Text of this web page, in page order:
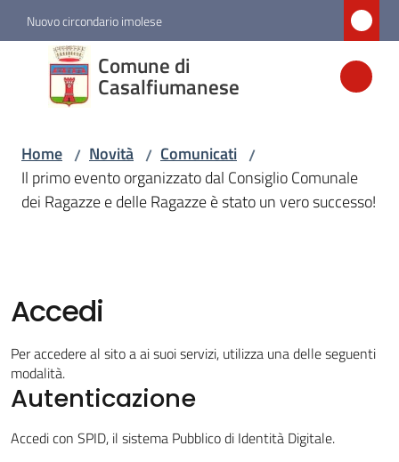
Vai al contenuto
Vai alla navigazione
Vai al footer
Nuovo circondario imolese
Comune di
Casalfiumanese
Comune di
Casalfiumanese
Amministrazione
Novità
Casalfiumanese
Home / Novità / Comunicati /
Il primo evento organizzato dal Consiglio Comunale
dei Ragazze e delle Ragazze è stato un vero successo!
Accedi
Per accedere al sito a ai suoi servizi, utilizza una delle seguenti
modalità.
Autenticazione
Accedi con SPID, il sistema Pubblico di Identità Digitale.